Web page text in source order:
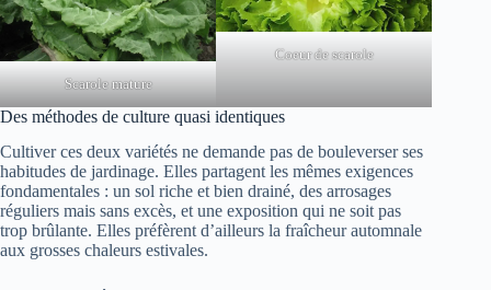
Scarole mature
Coeur de scarole
Des méthodes de culture quasi identiques
Cultiver ces deux variétés ne demande pas de bouleverser ses
habitudes de jardinage. Elles partagent les mêmes exigences
fondamentales : un sol riche et bien drainé, des arrosages
réguliers mais sans excès, et une exposition qui ne soit pas
trop brûlante. Elles préfèrent d’ailleurs la fraîcheur automnale
aux grosses chaleurs estivales.